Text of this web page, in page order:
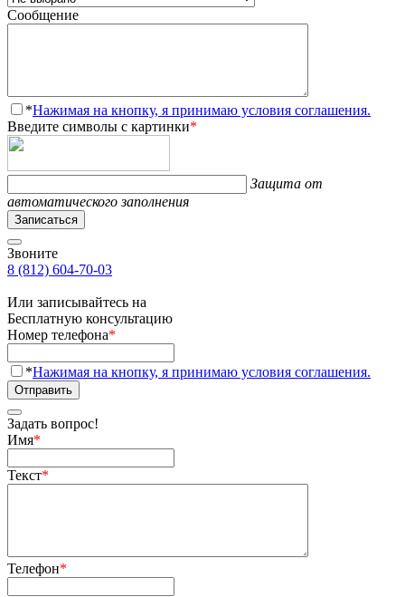
Сообщение
*Нажимая на кнопку, я принимаю условия соглашения.
Введите символы с картинки*
Защита от
автоматического заполнения
Записаться
Звоните
8 (812) 604-70-03
Или записывайтесь на
Бесплатную консультацию
Номер телефона*
*Нажимая на кнопку, я принимаю условия соглашения.
Отправить
Задать вопрос!
Имя*
Текст*
Телефон*